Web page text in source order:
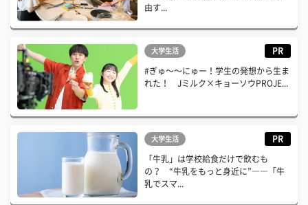
由す...
大学生活 PR
#ぎゅ〜〜にゅー！学生の発想から生ま
れた！ Jミルク×キョーソウPROJE...
大学生活 PR
「牛乳」は学校給食だけで飲むも
の？ “牛乳をもっと身近に”――「牛
乳でスマ...